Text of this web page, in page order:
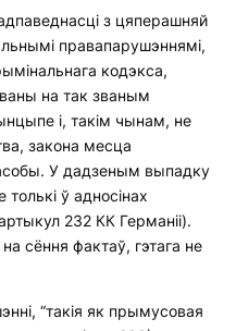
з цяперашняй
правапарушэннямі,
кодэкса,
на так званым
і, такім чынам, не
закона месца
У дадзеным выпадку
ў адносінах
232 КК Германіі).
сёння фактаў, гэтага не
“такія як прымусовая